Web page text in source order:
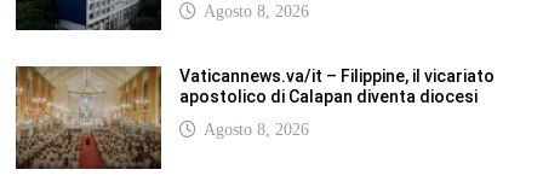
Agosto 8, 2026
Vaticannews.va/it – Filippine, il vicariato
apostolico di Calapan diventa diocesi
Agosto 8, 2026